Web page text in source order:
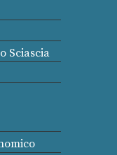
Sciascia